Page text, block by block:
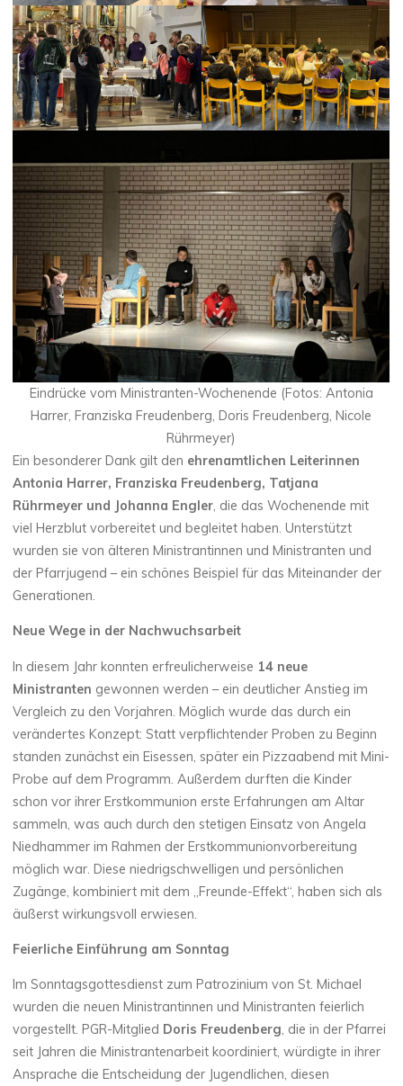
Eindrücke vom Ministranten-Wochenende (Fotos: Antonia
Harrer, Franziska Freudenberg, Doris Freudenberg, Nicole
Rührmeyer)
Ein besonderer Dank gilt den ehrenamtlichen Leiterinnen
Antonia Harrer, Franziska Freudenberg, Tatjana
Rührmeyer und Johanna Engler, die das Wochenende mit
viel Herzblut vorbereitet und begleitet haben. Unterstützt
wurden sie von älteren Ministrantinnen und Ministranten und
der Pfarrjugend – ein schönes Beispiel für das Miteinander der
Generationen.
Neue Wege in der Nachwuchsarbeit
In diesem Jahr konnten erfreulicherweise 14 neue
Ministranten gewonnen werden – ein deutlicher Anstieg im
Vergleich zu den Vorjahren. Möglich wurde das durch ein
verändertes Konzept: Statt verpflichtender Proben zu Beginn
standen zunächst ein Eisessen, später ein Pizzaabend mit Mini-
Probe auf dem Programm. Außerdem durften die Kinder
schon vor ihrer Erstkommunion erste Erfahrungen am Altar
sammeln, was auch durch den stetigen Einsatz von Angela
Niedhammer im Rahmen der Erstkommunionvorbereitung
möglich war. Diese niedrigschwelligen und persönlichen
Zugänge, kombiniert mit dem „Freunde-Effekt“, haben sich als
äußerst wirkungsvoll erwiesen.
Feierliche Einführung am Sonntag
Im Sonntagsgottesdienst zum Patrozinium von St. Michael
wurden die neuen Ministrantinnen und Ministranten feierlich
vorgestellt. PGR-Mitglied Doris Freudenberg, die in der Pfarrei
seit Jahren die Ministrantenarbeit koordiniert, würdigte in ihrer
Ansprache die Entscheidung der Jugendlichen, diesen